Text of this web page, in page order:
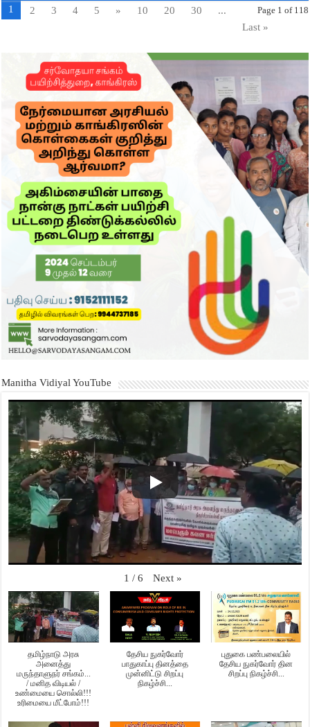
Page 1 of 118
1 2 3 4 5 » 10 20 30
...
Last »
Manitha Vidiyal YouTube
1 / 6 Next »
தமிழ்நாடு அரசு
அனைத்து
மருந்தாளுநர் சங்கம்...
/ மனித விடியல் /
உண்மையை சொல்லி!!!
உரிமையை மீட்போம்!!!
தேசிய நுகர்வோர்
பாதுகாப்பு தினத்தை
முன்னிட்டு சிறப்பு
நிகழ்ச்சி...
புதுகை பண்பலையில்
தேசிய நுகர்வோர் தின
சிறப்பு நிகழ்ச்சி...